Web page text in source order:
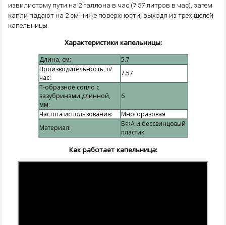
извилистому пути на 2 галлона в час (7.57 литров в час), затем
капли падают на 2 см ниже поверхности, выходя из трех щелей
капельницы.
Характеристики капельницы:
Длина, см:
5.7
Производительность, л/
час:
7.57
Т-образное сопло с
зазубринами длинной,
мм:
6
Частота использования:
Многоразовая
Материал:
БФА и бессвинцовый
пластик
Как работает капельница: